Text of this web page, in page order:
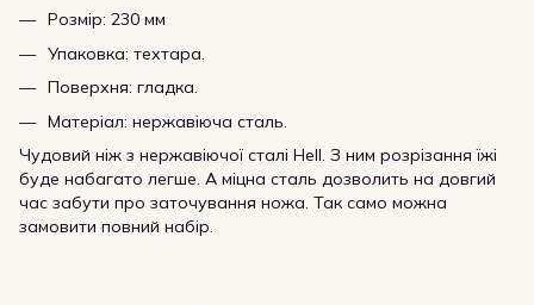
Розмір: 230 мм
Упаковка: техтара.
Поверхня: гладка.
Матеріал: нержавіюча сталь.
Чудовий ніж з нержавіючої сталі Hell. З ним розрізання їжі
буде набагато легше. А міцна сталь дозволить на довгий
час забути про заточування ножа. Так само можна
замовити повний набір.